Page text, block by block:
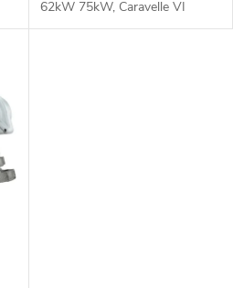
62kW 75kW, Caravelle VI
62kW 75kW, Transporter T6